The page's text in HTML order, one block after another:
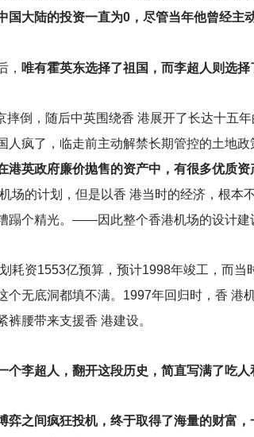
国大陆的投资一直为0，尽管当年他曾经主
， 唯有霍英东选择了祖国，而李超人则选择
摔倒，随后中英围绕香 港展开了长达十五
疯了，临走前主动解禁长期管控的土地
港英政府廉价抛售的资产中，有很多优质资
场的计划，但是以香 港当时的经济，根本
蹋个精光。——因此整个香港机场的设计建
耗资1553亿预算，预计1998年竣工，而
个无底洞都填不满。1997年回归时，香
裤腰带来支援香 港建设。
个李超人，翻开这段历史，简直写满了吃人
弈之间疯狂投机，终于取得了海量的财富